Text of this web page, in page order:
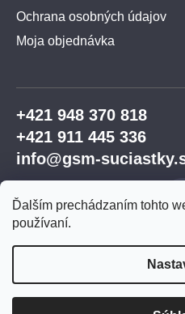
Ďalším prechádzaním tohto
používaní.
Ochrana osobných údajov
Moja objednávka
+421 948 370 818
+421 911 445 336
info@gsm-